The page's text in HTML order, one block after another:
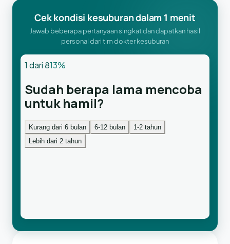
Cek kondisi kesuburan dalam 1 menit
Jawab beberapa pertanyaan singkat dan dapatkan hasil
personal dari tim dokter kesuburan